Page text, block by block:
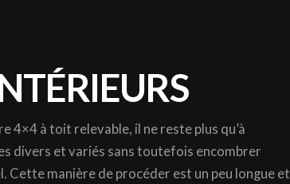
4×4 à toit relevable, il ne reste plus qu’à
divers et variés sans toutefois encombrer
Cette manière de procéder est un peu longue et